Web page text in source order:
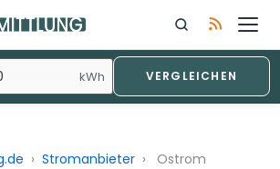
kWh VERGLEICHEN
› Stromanbieter › Ostrom